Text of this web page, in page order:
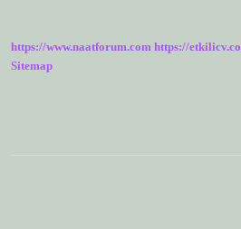
https://www.naatforum.com https://
Sitemap